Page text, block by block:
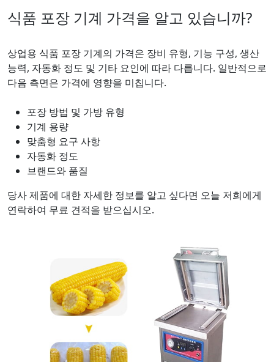
식품 포장 기계 가격을 알고 있습니까?
상업용 식품 포장 기계의 가격은 장비 유형, 기능 구성, 생산
능력, 자동화 정도 및 기타 요인에 따라 다릅니다. 일반적으로
다음 측면은 가격에 영향을 미칩니다.
포장 방법 및 가방 유형
기계 용량
맞춤형 요구 사항
자동화 정도
브랜드와 품질
당사 제품에 대한 자세한 정보를 알고 싶다면 오늘 저희에게
연락하여 무료 견적을 받으십시오.